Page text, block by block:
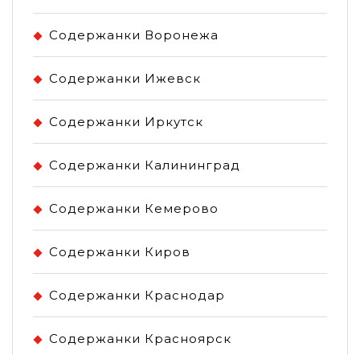
Содержанки Воронежа
Содержанки Ижевск
Содержанки Иркутск
Содержанки Калининград
Содержанки Кемерово
Содержанки Киров
Содержанки Краснодар
Содержанки Красноярск